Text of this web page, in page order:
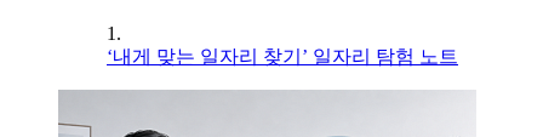
1.
‘내게 맞는 일자리 찾기’ 일자리 탐험 노트